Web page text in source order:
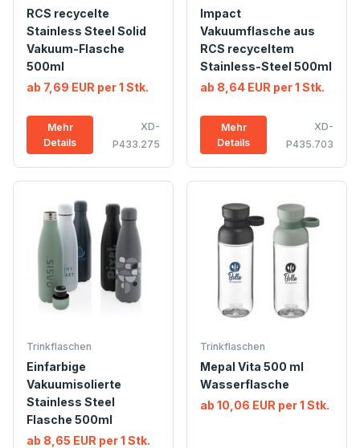
RCS recycelte
Stainless Steel Solid
Vakuum-Flasche
500ml
ab 7,69 EUR per 1 Stk.
Mehr
Details
XD-
P433.275
Impact
Vakuumflasche aus
RCS recyceltem
Stainless-Steel 500ml
ab 8,64 EUR per 1 Stk.
Mehr
Details
XD-
P435.703
Trinkflaschen
Einfarbige
Vakuumisolierte
Stainless Steel
Flasche 500ml
ab 8,65 EUR per 1 Stk.
Trinkflaschen
Mepal Vita 500 ml
Wasserflasche
ab 10,06 EUR per 1 Stk.